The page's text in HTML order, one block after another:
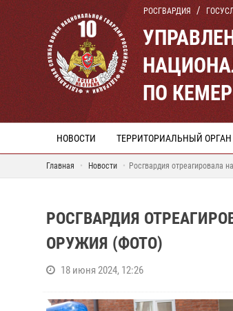
РОСГВАРДИЯ
ПО
НОВОСТИ ТЕРРИТОРИАЛЬНЫЙ ОРГАН
Главная Новости Росгвардия отреагировала
РОСГВАРДИЯ
ОРУЖИЯ (ФОТО)
18 июня 2024, 12:26